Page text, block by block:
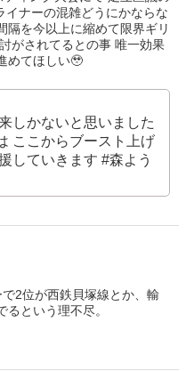
ナーの混雑どうにかならな
隔を今以上に縮めて限界ギリ
がされてるとの事 唯一効果
めてほしい🥹
しかないと思いました
ここからブースト上げ
していきます #森よう
2位が西鉄貝塚線とか、輸
という理不尽。